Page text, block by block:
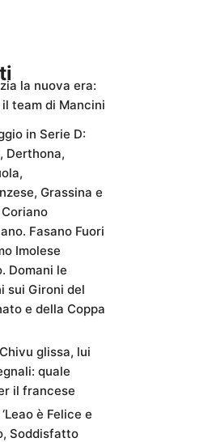
la nuova era:
team di Mancini
in Serie D:
Derthona,
Grassina e
Fasano Fuori
Imolese
Domani le
sui Gironi del
e della Coppa
glissa, lui
quale
il francese
è Felice e
Soddisfatto